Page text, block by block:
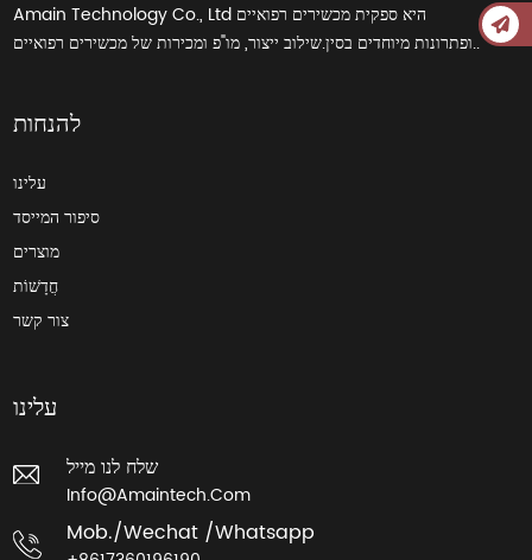
Amain Technology Co., Ltd היא ספקית מכשירים רפואיים
ופתרונות מיוחדים בסין.שילוב ייצור, מו"פ ומכירות של מכשירים רפואיים..
להנחות
עלינו
סיפור המייסד
מוצרים
חֲדָשׁוֹת
צור קשר
עלינו
שלח לנו מייל
Info@amaintech.com
Mob./wechat /whatsapp